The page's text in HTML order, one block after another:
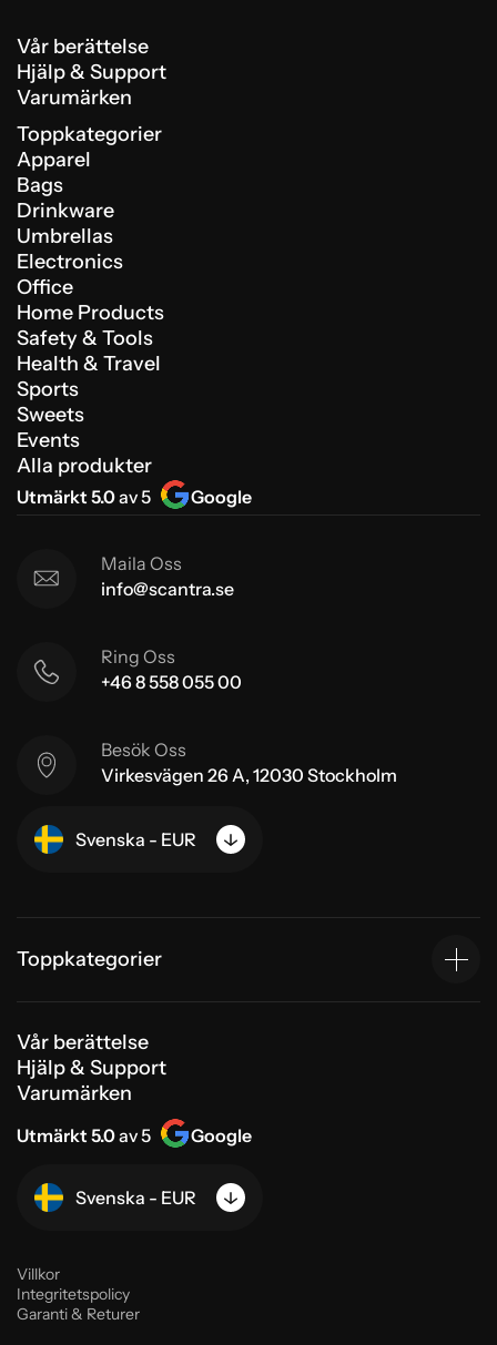
Vår berättelse
Hjälp & Support
Varumärken
Toppkategorier
Apparel
Bags
Drinkware
Umbrellas
Electronics
Office
Home Products
Safety & Tools
Health & Travel
Sports
Sweets
Events
Alla produkter
Utmärkt 5.0av 5 Google
Maila Oss
info@scantra.se
Ring Oss
+46 8 558 055 00
Besök Oss
Virkesvägen 26 A, 12030 Stockholm
Svenska - EUR
Toppkategorier
Vår berättelse
Hjälp & Support
Varumärken
Utmärkt 5.0av 5 Google
Svenska - EUR
Villkor
Integritetspolicy
Garanti & Returer